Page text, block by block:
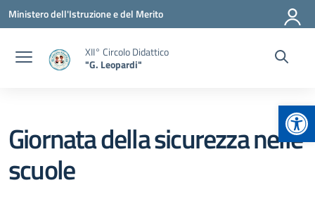
Vai ai contenuti
Vai al menu di navigazione
Vai al footer
Ministero dell'Istruzione e del Merito
XII° Circolo Didattico
"G. Leopardi"
Giornata della sicurezza nelle
scuole